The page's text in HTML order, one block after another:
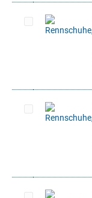
Artikel
Artikel